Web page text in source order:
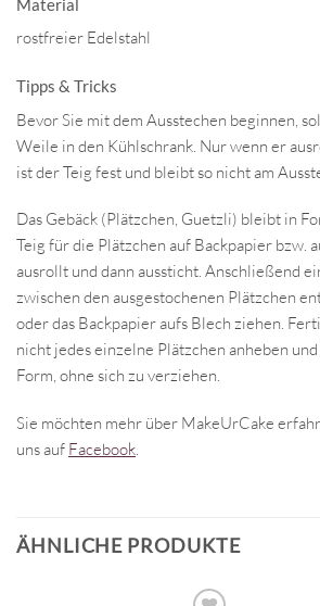
Material
rostfreier Edelstahl
Tipps & Tricks
Bevor Sie mit dem Ausstechen beginnen,
Weile in den Kühlschrank. Nur wenn er
ist der Teig fest und bleibt so nicht am
Das Gebäck (Plätzchen, Guetzli) bleibt in
Teig für die Plätzchen auf Backpapier bzw.
ausrollt und dann aussticht. Anschließend
zwischen den ausgestochenen Plätzchen
oder das Backpapier aufs Blech ziehen.
nicht jedes einzelne Plätzchen anheben
Form, ohne sich zu verziehen.
Sie möchten mehr über MakeUrCake
uns auf Facebook.
ÄHNLICHE PRODUKTE